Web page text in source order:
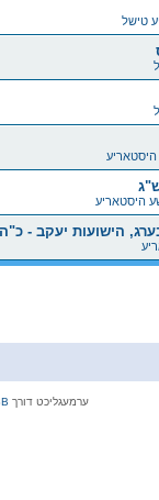
טישל
היסטאריע
היסטאריע
הישועות יעקב -
ערמעגליכט דורך